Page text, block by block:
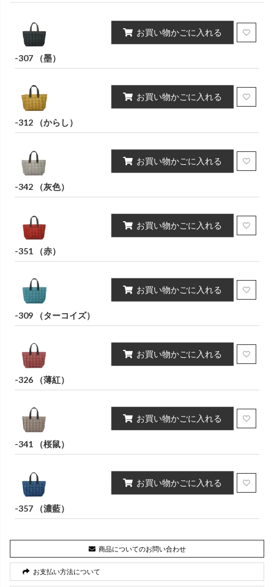
-307 （墨）
お買い物かごに入れる
-312 （からし）
お買い物かごに入れる
-342 （灰色）
お買い物かごに入れる
-351 （赤）
お買い物かごに入れる
-309 （ターコイズ）
お買い物かごに入れる
-326 （薄紅）
お買い物かごに入れる
-341 （桜鼠）
お買い物かごに入れる
-357 （濃藍）
お買い物かごに入れる
商品についてのお問い合わせ
お支払い方法について